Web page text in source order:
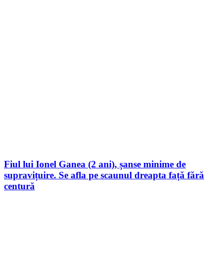
Fiul lui Ionel Ganea (2 ani), șanse minime de
supravițuire. Se afla pe scaunul dreapta față fără
centură